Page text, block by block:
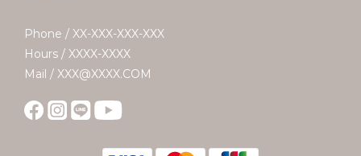
Phone / XX-XXX-XXX-XXX
Hours / XXXX-XXXX
Mail / XXX@XXXX.COM